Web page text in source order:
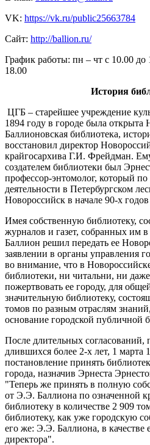
VK: https://vk.ru/public25663784
Сайт: http://ballion.ru/
График работы: пн – чт с 10.00 до
18.00
История
ЦГБ – старейшее учреждение
1894 году в городе была открыта
Баллионовская библиотека,
восстановил директор
крайгосархива Г.И. Фрейдман.
создателем библиотеки был
профессор-энтомолог, который
деятельности в Петербургском
Новороссийск в начале 90-х годов
Имея собственную библиотеку,
журналов и газет, собранных им в
Баллион решил передать ее
заявлении в органы управления
во внимание, что в
библиотеки, ни читальни, ни
пожертвовать ее городу, для
значительную библиотеку,
томов по разным отраслям
основание городской публичной
После длительных согласований,
длившихся более 2-х лет, 1 марта
постановление принять
города, назначив Эрнеста
"Теперь же принять в полную
от Э.Э. Баллиона по означенной
библиотеку в количестве 2 909
библиотеку, как уже городскую
его же: Э.Э. Баллиона, в качестве
директора".